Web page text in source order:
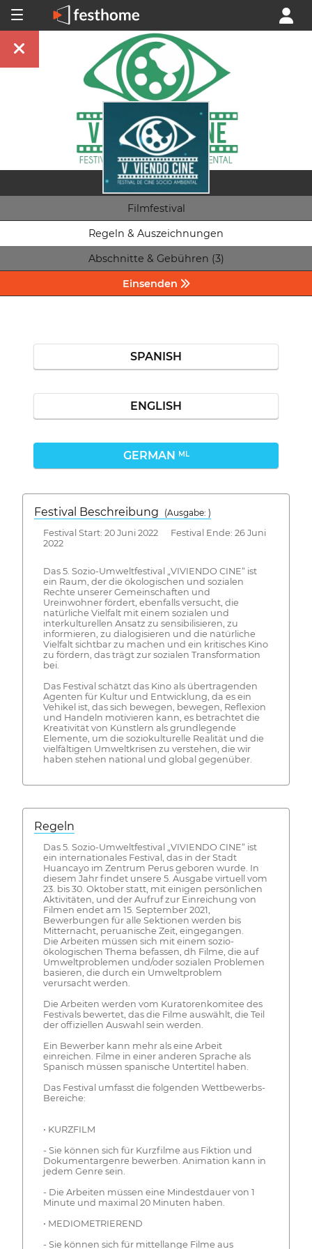
Filmfestival
Regeln & Auszeichnungen
Abschnitte & Gebühren (3)
Einsenden
SPANISH
ENGLISH
GERMAN ML
Festival Beschreibung
(Ausgabe: )
Festival Start: 20 Juni 2022 Festival Ende: 26 Juni
2022
Das 5. Sozio-Umweltfestival „VIVIENDO CINE“ ist
ein Raum, der die ökologischen und sozialen
Rechte unserer Gemeinschaften und
Ureinwohner fördert, ebenfalls versucht, die
natürliche Vielfalt mit einem sozialen und
interkulturellen Ansatz zu sensibilisieren, zu
informieren, zu dialogisieren und die natürliche
Vielfalt sichtbar zu machen und ein kritisches Kino
zu fördern, das trägt zur sozialen Transformation
bei.
Das Festival schätzt das Kino als übertragenden
Agenten für Kultur und Entwicklung, da es ein
Vehikel ist, das sich bewegen, bewegen, Reflexion
und Handeln motivieren kann, es betrachtet die
Kreativität von Künstlern als grundlegende
Elemente, um die soziokulturelle Realität und die
vielfältigen Umweltkrisen zu verstehen, die wir
haben stehen national und global gegenüber.
Regeln
Das 5. Sozio-Umweltfestival „VIVIENDO CINE“ ist
ein internationales Festival, das in der Stadt
Huancayo im Zentrum Perus geboren wurde. In
diesem Jahr findet unsere 5. Ausgabe virtuell vom
23. bis 30. Oktober statt, mit einigen persönlichen
Aktivitäten, und der Aufruf zur Einreichung von
Filmen endet am 15. September 2021,
Bewerbungen für alle Sektionen werden bis
Mitternacht, peruanische Zeit, eingegangen.
Die Arbeiten müssen sich mit einem sozio-
ökologischen Thema befassen, dh Filme, die auf
Umweltproblemen und/oder sozialen Problemen
basieren, die durch ein Umweltproblem
verursacht werden.
Die Arbeiten werden vom Kuratorenkomitee des
Festivals bewertet, das die Filme auswählt, die Teil
der offiziellen Auswahl sein werden.
Ein Bewerber kann mehr als eine Arbeit
einreichen. Filme in einer anderen Sprache als
Spanisch müssen spanische Untertitel haben.
Das Festival umfasst die folgenden Wettbewerbs-
Bereiche:
• KURZFILM
- Sie können sich für Kurzfilme aus Fiktion und
Dokumentargenre bewerben. Animation kann in
jedem Genre sein.
- Die Arbeiten müssen eine Mindestdauer von 1
Minute und maximal 20 Minuten haben.
• MEDIOMETRIEREND
- Sie können sich für mittellange Filme aus